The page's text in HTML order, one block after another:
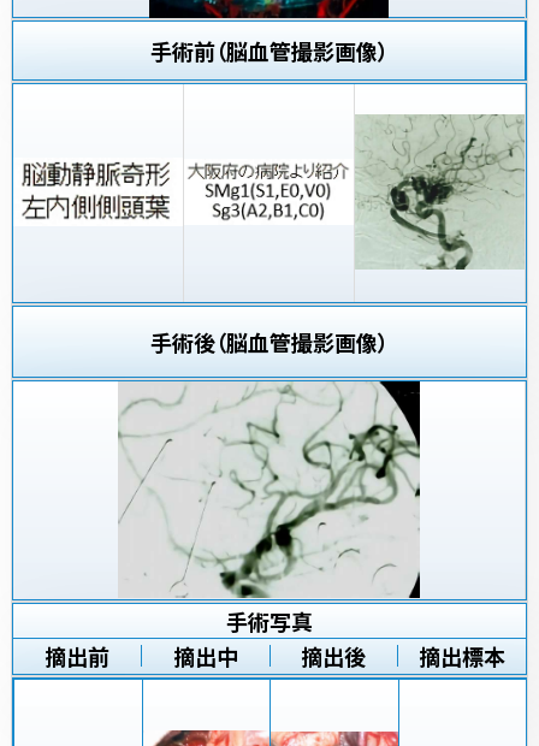
手術前（脳血管撮影画像）
手術後（脳血管撮影画像）
手術写真
摘出前
摘出中 摘出後 摘出標本